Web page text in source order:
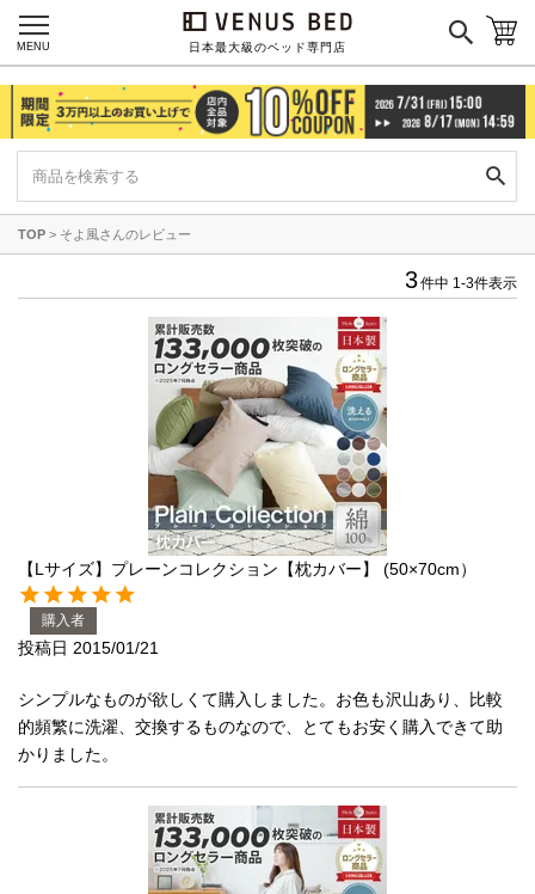
日本最大級のベッド専門店
MENU
ネイビー イエロー レッド グリーン オレンジ
ピンク ブルー パープル
寝具一覧を見る
マットレス
セミダブル
ワイドダブル
キング
自社オリジナルマットレス
国産ポケットコイルマットレス
海外ブランド
サータ テンピュール
TOP そよ風さんのレビュー
3件中 1 -3件表示
【Lサイズ】プレーンコレクション【枕カバー】 (50×70cm）
購入者
投稿日 2015/01/21
シンプルなものが欲しくて購入しました。お色も沢山あり、比較
的頻繁に洗濯、交換するものなので、とてもお安く購入できて助
かりました。